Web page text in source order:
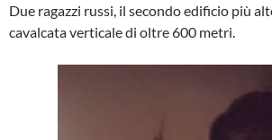
Due ragazzi russi, il secondo edificio più
cavalcata verticale di oltre 600 metri.